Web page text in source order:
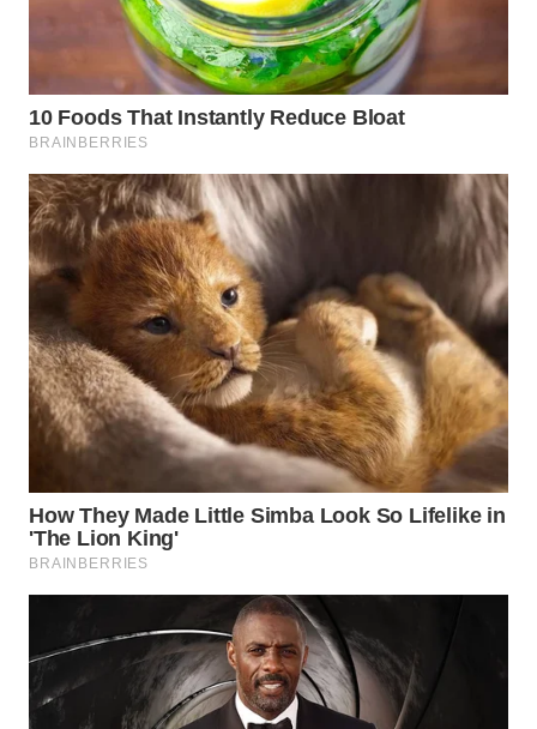
TV
WAHANANEWS
ID
WAHANANEWS
CO ID
WAHANANEWS
NET
WAHANA
SPORT
WAHANA
UMKM
WAHANA
WAHANA
PERSONA